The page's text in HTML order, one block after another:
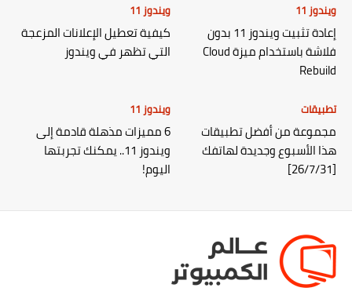
ويندوز 11
إعادة تثبيت ويندوز 11 بدون
فلاشة باستخدام ميزة Cloud
Rebuild
ويندوز 11
كيفية تعطيل الإعلانات المزعجة
التي تظهر في ويندوز
تطبيقات
مجموعة من أفضل تطبيقات
هذا الأسبوع وجديدة لهاتفك
[26/7/31]
ويندوز 11
6 مميزات مذهلة قادمة إلى
ويندوز 11.. يمكنك تجربتها
اليوم!